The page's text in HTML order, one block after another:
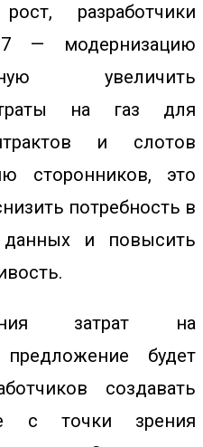
разработчики
— модернизацию
увеличить
на газ для
и слотов
сторонников, это
потребность в
и повысить
затрат на
предложение будет
создавать
с точки зрения